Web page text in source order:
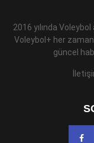
2016 yılında
Voleybol+ her
güncel